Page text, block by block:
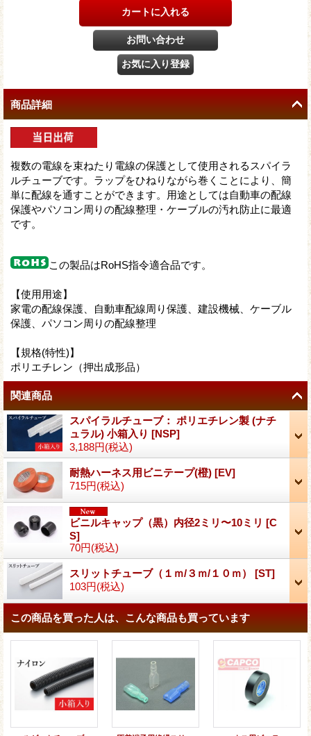
商品詳細
複数の電線を束ねたり電線の保護として使用されるスパイラ
ルチューブです。ラップをひねりながら巻くことにより、簡
単に配線を通すことができます。用途としては自動車の配線
保護やパソコン周りの配線整理・ケーブルの汚れ防止に最適
です。
この製品はRoHS指令適合品です。
【使用用途】
家電の配線保護、自動車配線周り保護、建設機械、ケーブル
保護、パソコン周りの配線整理
【規格(特性)】
ポリエチレン（押出成形品）
関連商品
スパイラルチューブ： ポリエチレン製 (ナチ
ュラル) 小箱入り [NSP]
3,188円(税込)
耐熱ハーネス用ビニテープ(橙) [EV]
715円(税込)
ビニルキャップ（黒）内径2ミリ〜10ミリ [C
S]
70円(税込)
スリットチューブ（１ｍ/３ｍ/１０ｍ） [ST]
103円(税込)
この商品を買った人は、こんな商品も買っています